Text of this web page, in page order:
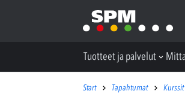
Tuotteet ja palvelut
Start Tapahtumat Kurssit